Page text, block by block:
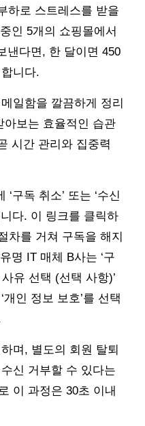
하로 스트레스를 받을
인 5개의 쇼핑몰에서
낸다면, 한 달이면 450
니다.
일함을 깔끔하게 정리
보는 효율적인 습관
시간 관리와 집중력
구독 취소’ 또는 ‘수신
다. 이 링크를 클릭하
차를 거쳐 구독을 해지
명 IT 매체 B사는 ‘구
유 선택 (선택 사항)’
인 정보 보호’를 선택
며, 별도의 회원 탈퇴
신 거부할 수 있다는
이 과정은 30초 이내